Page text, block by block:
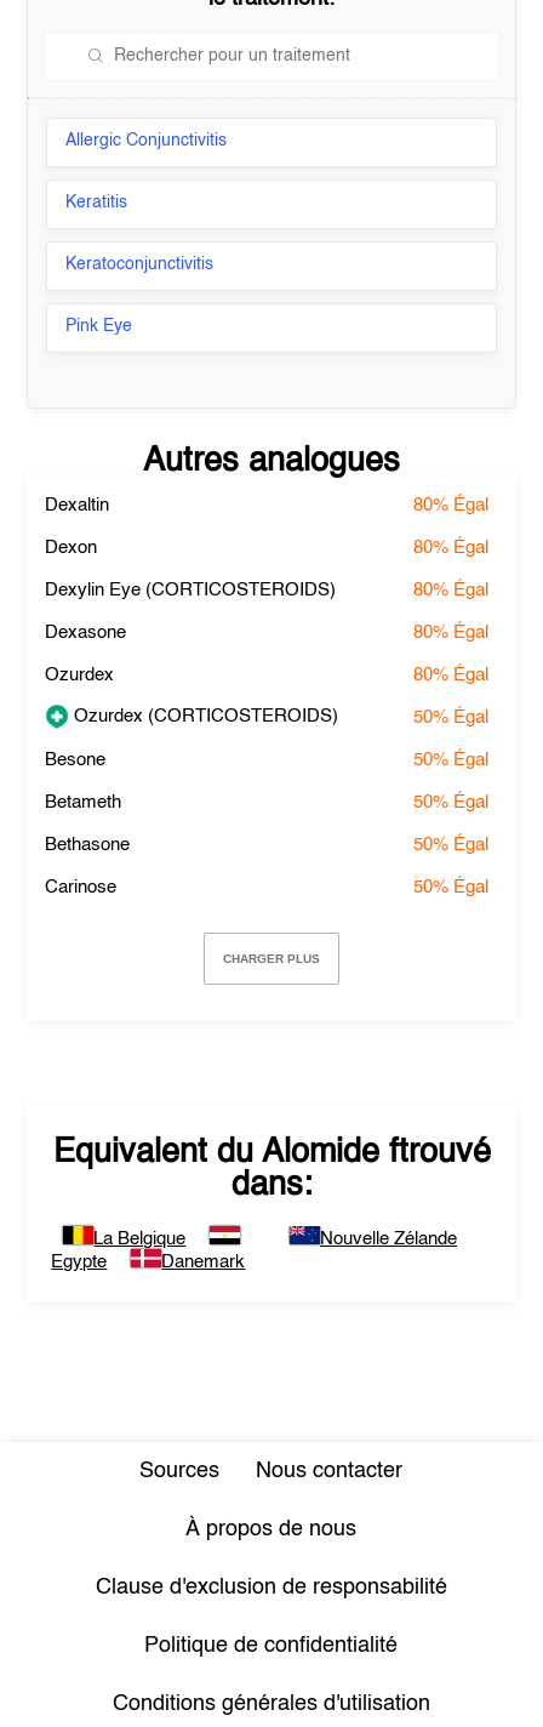
Allergic Conjunctivitis
Keratitis
Keratoconjunctivitis
Pink Eye
Autres analogues
Dexaltin 80% Égal
Dexon 80% Égal
Dexylin Eye (CORTICOSTEROIDS) 80% Égal
Dexasone 80% Égal
Ozurdex 80% Égal
Ozurdex (CORTICOSTEROIDS) 50% Égal
Besone 50% Égal
Betameth 50% Égal
Bethasone 50% Égal
Carinose 50% Égal
CHARGER PLUS
Equivalent du Alomideftrouvé
dans:
La Belgique
Egypte
Danemark
Nouvelle Zélande
Sources Nous contacter
À propos de nous
Clause d'exclusion de responsabilité
Politique de confidentialité
Conditions générales d'utilisation